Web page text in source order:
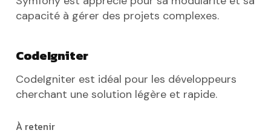
capacité à gérer des projets complexes.
CodeIgniter
CodeIgniter est idéal pour les développeurs
cherchant une solution légère et rapide.
À retenir